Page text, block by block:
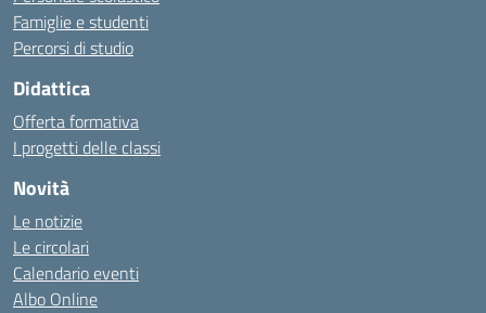
Famiglie e studenti
Percorsi di studio
Didattica
Offerta formativa
I progetti delle classi
Novità
Le notizie
Le circolari
Calendario eventi
Albo Online